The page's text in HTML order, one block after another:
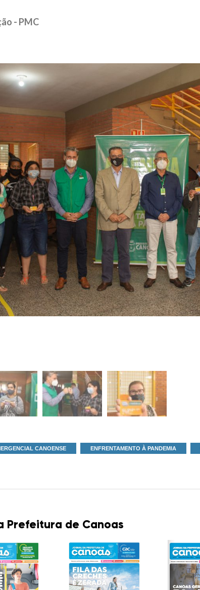
- PMC
CANOENSE ENFRENTAMENTO À PANDEMIA
Prefeitura de Canoas